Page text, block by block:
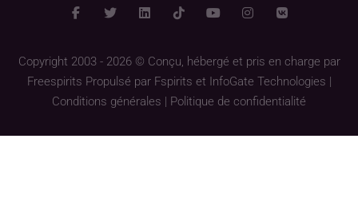
Copyright 2003 - 2026 © Conçu, hébergé et pris en charge par
Freespirits Propulsé par Fspirits et InfoGate Technologies
Conditions générales
Politique de confidentialité